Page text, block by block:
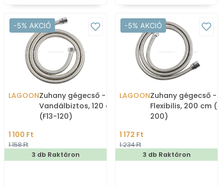
-5% AKCIÓ
LAGOONZuhany gégecső -
Vandálbiztos, 120 cm
(F13-120)
1 100 Ft
1 158 Ft
3 db Raktáron
-5% AKCIÓ
LAGOONZuhany gégecső -
Flexibilis, 200 cm
200)
1 172 Ft
1 234 Ft
3 db Raktáron